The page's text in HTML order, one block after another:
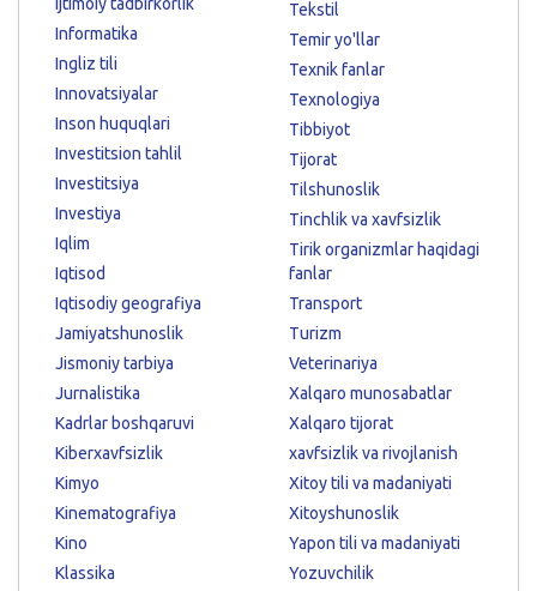
Informatika
Ingliz tili
Innovatsiyalar
Inson huquqlari
Investitsion tahlil
Investitsiya
Investiya
Iqlim
Iqtisod
Iqtisodiy geografiya
Jamiyatshunoslik
Jismoniy tarbiya
Jurnalistika
Kadrlar boshqaruvi
Kiberxavfsizlik
Kimyo
Kinematografiya
Kino
Klassika
Tekstil
Temir yo'llar
Texnik fanlar
Texnologiya
Tibbiyot
Tijorat
Tilshunoslik
Tinchlik va xavfsizlik
Tirik organizmlar haqidagi
fanlar
Transport
Turizm
Veterinariya
Xalqaro munosabatlar
Xalqaro tijorat
xavfsizlik va rivojlanish
Xitoy tili va madaniyati
Xitoyshunoslik
Yapon tili va madaniyati
Yozuvchilik